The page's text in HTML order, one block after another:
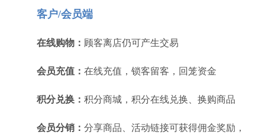
客户/会员端
在线购物： 顾客离店仍可产生交易
会员充值： 在线充值，锁客留客，回笼资金
积分兑换： 积分商城，积分在线兑换、换购商品
会员分销： 分享商品、活动链接可获得佣金奖励，